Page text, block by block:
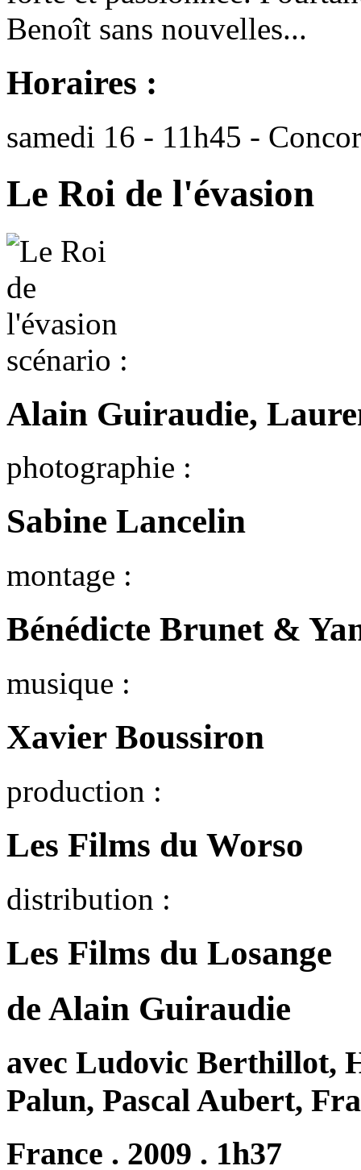
Benoît sans nouvelles...
Horaires :
samedi 16 - 11h45 -
Le Roi de l'évasion
scénario :
Alain Guiraudie,
photographie :
Sabine Lancelin
montage :
Bénédicte Brunet &
musique :
Xavier Boussiron
production :
Les Films du Worso
distribution :
Les Films du Losange
de Alain Guiraudie
avec Ludovic Berthillot,
Palun, Pascal Aubert,
France . 2009 . 1h37